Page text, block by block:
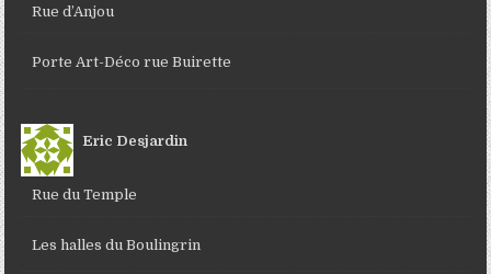
Rue d’Anjou
Porte Art-Déco rue Buirette
Eric Desjardin
Rue du Temple
Les halles du Boulingrin